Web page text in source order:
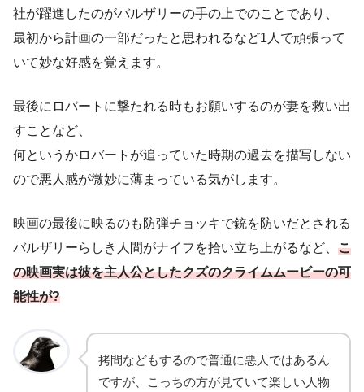
社が躍進したのがバルザリーの手の上でのことであり、
最初から計画の一部だったと思われるなど1人で頑張って
いて妙な好感を覚えます。
最後にロバートに撃たれる時もお願いするのが妻を救い出
すことなど、
何というかロバートが追っていた時期の過去を描写しない
ので悪人感が微妙に薄まっている気がします。
映画の最後に映るのも防弾チョッキで銃を防いだとされる
バルザリーらしき人間がナイフを拾い立ち上がるなど、 こ
の映画実は彼を主人公としたクズのクライムムービーの可
能性が?
拷問などもするので普通に悪人ではあるん
ですが、こっちの方が見ていて楽しい人物